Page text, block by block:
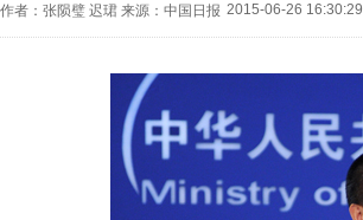
作者：张陨璧 迟珺 来源：中国日报 2015-06-26 16:30:29